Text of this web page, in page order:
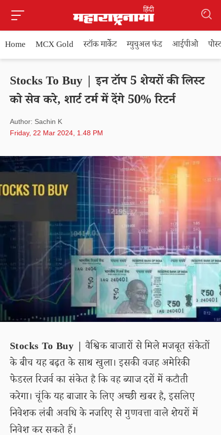
Home MCX Gold स्टॉक मार्केट म्युचुअल फंड आईपीओ
Stocks To Buy | इन टॉप 5 शेयरों की लिस्ट
को सेव करे, शार्ट टर्म में देंगे 50% रिटर्न
Author: Sachin K
Friday, 22 Mar 2024, 1.48 PM
Stocks To Buy | वैश्विक बाजारों से मिले मजबूत संकेतों
के बीच यह बढ़त के साथ खुला। इसकी वजह अमेरिकी
फेडरल रिजर्व का संकेत है कि वह ब्याज दरों में कटौती
करेगा। चूंकि यह बाजार के लिए अच्छी खबर है, इसलिए
निवेशक लंबी अवधि के नजरिए से गुणवत्ता वाले शेयरों में
निवेश कर सकते हैं।